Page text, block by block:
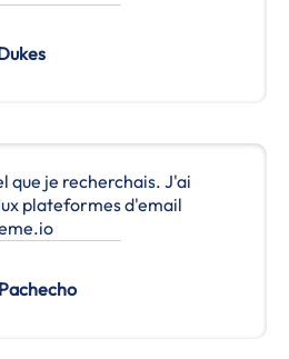
que je recherchais. J'ai
plateformes d'email